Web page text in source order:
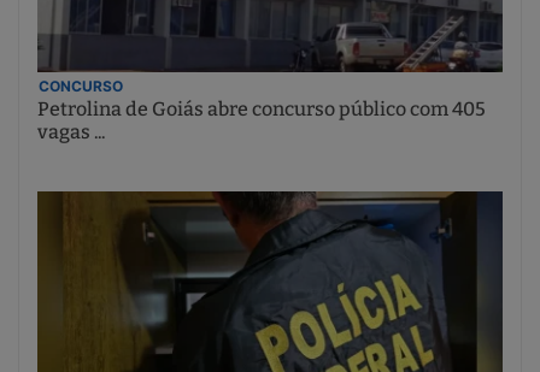
CONCURSO
Petrolina de Goiás abre concurso público com 405
vagas ...